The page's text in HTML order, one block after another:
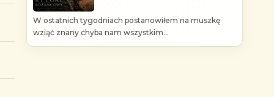
W ostatnich tygodniach postanowiłem na muszkę
wziąć znany chyba nam wszystkim...